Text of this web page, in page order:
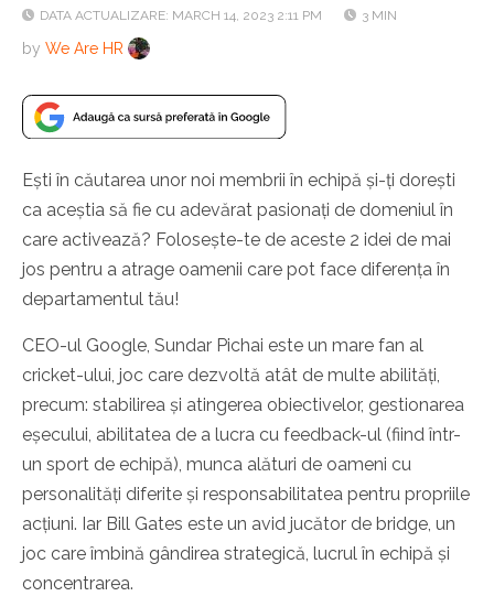
DATA ACTUALIZARE: MARCH 14, 2023 2:11 PM 3 MIN
by We Are HR
Ești în căutarea unor noi membrii în echipă și-ți dorești
ca aceștia să fie cu adevărat pasionați de domeniul în
care activează? Folosește-te de aceste 2 idei de mai
jos pentru a atrage oamenii care pot face diferența în
departamentul tău!
CEO-ul Google, Sundar Pichai este un mare fan al
cricket-ului, joc care dezvoltă atât de multe abilități,
precum: stabilirea și atingerea obiectivelor, gestionarea
eșecului, abilitatea de a lucra cu feedback-ul (fiind într-
un sport de echipă), munca alături de oameni cu
personalități diferite și responsabilitatea pentru propriile
acțiuni. Iar Bill Gates este un avid jucător de bridge, un
joc care îmbină gândirea strategică, lucrul în echipă și
concentrarea.